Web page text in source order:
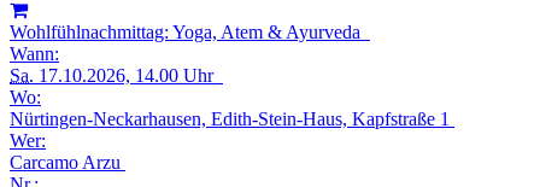
Wohlfühlnachmittag: Yoga, Atem & Ayurveda
Wann:
Sa. 17.10.2026, 14.00 Uhr
Wo:
Nürtingen-Neckarhausen, Edith-Stein-Haus, Kapfstraße 1
Wer:
Carcamo Arzu